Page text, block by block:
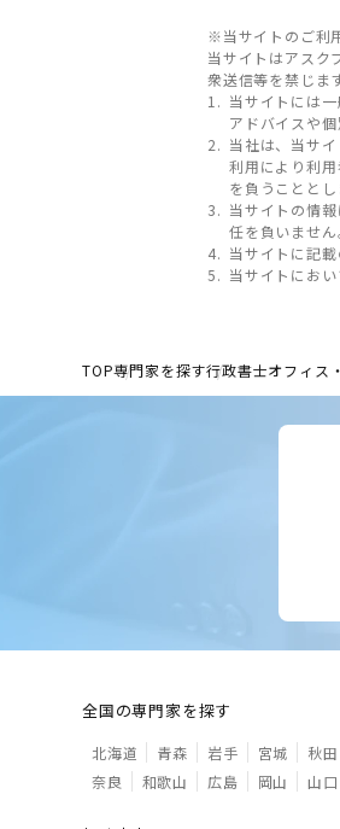
※当サイトのご利
当サイトはアスク
衆送信等を禁じま
当サイトには
アドバイスや
当社は、当サ
利用により利
を負うこととし
当サイトの情
任を負いません
当サイトに記
当サイトにお
TOP専門家を探す行政書士オフィス
全国の専門家を探す
北海道 青森 岩手 宮城 秋田
奈良
和歌山 広島 岡山 山口